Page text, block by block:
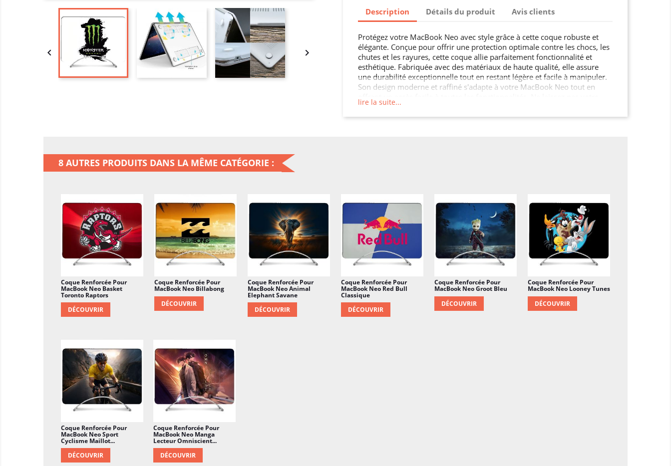
 
Description Détails du produit Avis clients
Protégez votre MacBook Neo avec style grâce à cette coque robuste et
élégante. Conçue pour offrir une protection optimale contre les chocs, les
chutes et les rayures, cette coque allie parfaitement fonctionnalité et
esthétique. Fabriquée avec des matériaux de haute qualité, elle assure
une durabilité exceptionnelle tout en restant légère et facile à manipuler.
Son design moderne et raffiné s'adapte à votre MacBook Neo tout en
MacBook Neo sans protection, offrez-lui la sécurité qu'il mérite !
lire la suite...
8 AUTRES PRODUITS DANS LA MÊME CATÉGORIE :
Coque Renforcée Pour
MacBook Neo Basket
Toronto Raptors
DÉCOUVRIR
Coque Renforcée Pour
MacBook Neo Billabong
DÉCOUVRIR
Coque Renforcée Pour
MacBook Neo Animal
Elephant Savane
DÉCOUVRIR
Coque Renforcée Pour
MacBook Neo Red Bull
Classique
DÉCOUVRIR
Coque Renforcée Pour
MacBook Neo Groot Bleu
DÉCOUVRIR
Coque Renforcée Pour
MacBook Neo Looney Tunes
DÉCOUVRIR
Coque Renforcée Pour
MacBook Neo Sport
Cyclisme Maillot...
DÉCOUVRIR
Coque Renforcée Pour
MacBook Neo Manga
Lecteur Omniscient...
DÉCOUVRIR